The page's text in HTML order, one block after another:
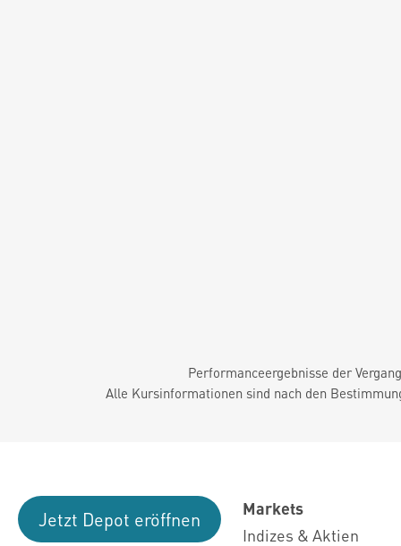
Performanceergebnisse der
Alle Kursinformationen sind nach den
Jetzt Depot eröffnen
Markets
Indizes & Aktien